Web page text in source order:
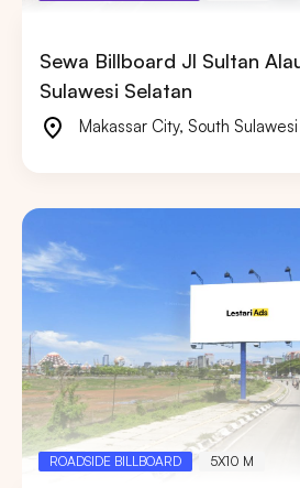
Sewa Billboard Jl Sultan
Sulawesi Selatan
Makassar City, South Sulawesi
ROADSIDE BILLBOARD 5X10 M